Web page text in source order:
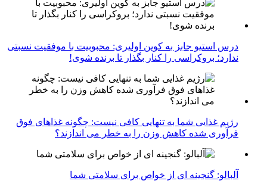
درس استیو جابز به کوین اولیری: محبوبیت با موفقیت نسبتی
ندارد؛ بروکراسی را کنار بگذار تا برنده شوی!
رژیم غذایی شما به تنهایی کافی نیست: چگونه غذاهای فوق
فرآوری شده کاهش وزن را به خطر می اندازند؟
آلبالو: گنجینه ای از خواص برای سلامتی شما